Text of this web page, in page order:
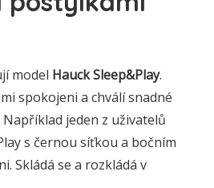
model Hauck Sleep&Play.
spokojeni a chválí snadné
jeden z uživatelů
s černou síťkou a bočním
Skládá se a rozkládá v